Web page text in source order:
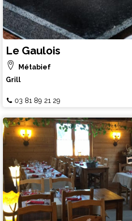
Le Gaulois
Métabief
Grill
03 81 89 21 29